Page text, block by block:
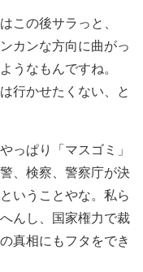
この後サラっと、
カンな方向に曲がっ
うなもんですね。
行かせたくない、と
っぱり「マスゴミ」
、検察、警察庁が決
いうことやな。私ら
んし、国家権力で裁
真相にもフタをでき